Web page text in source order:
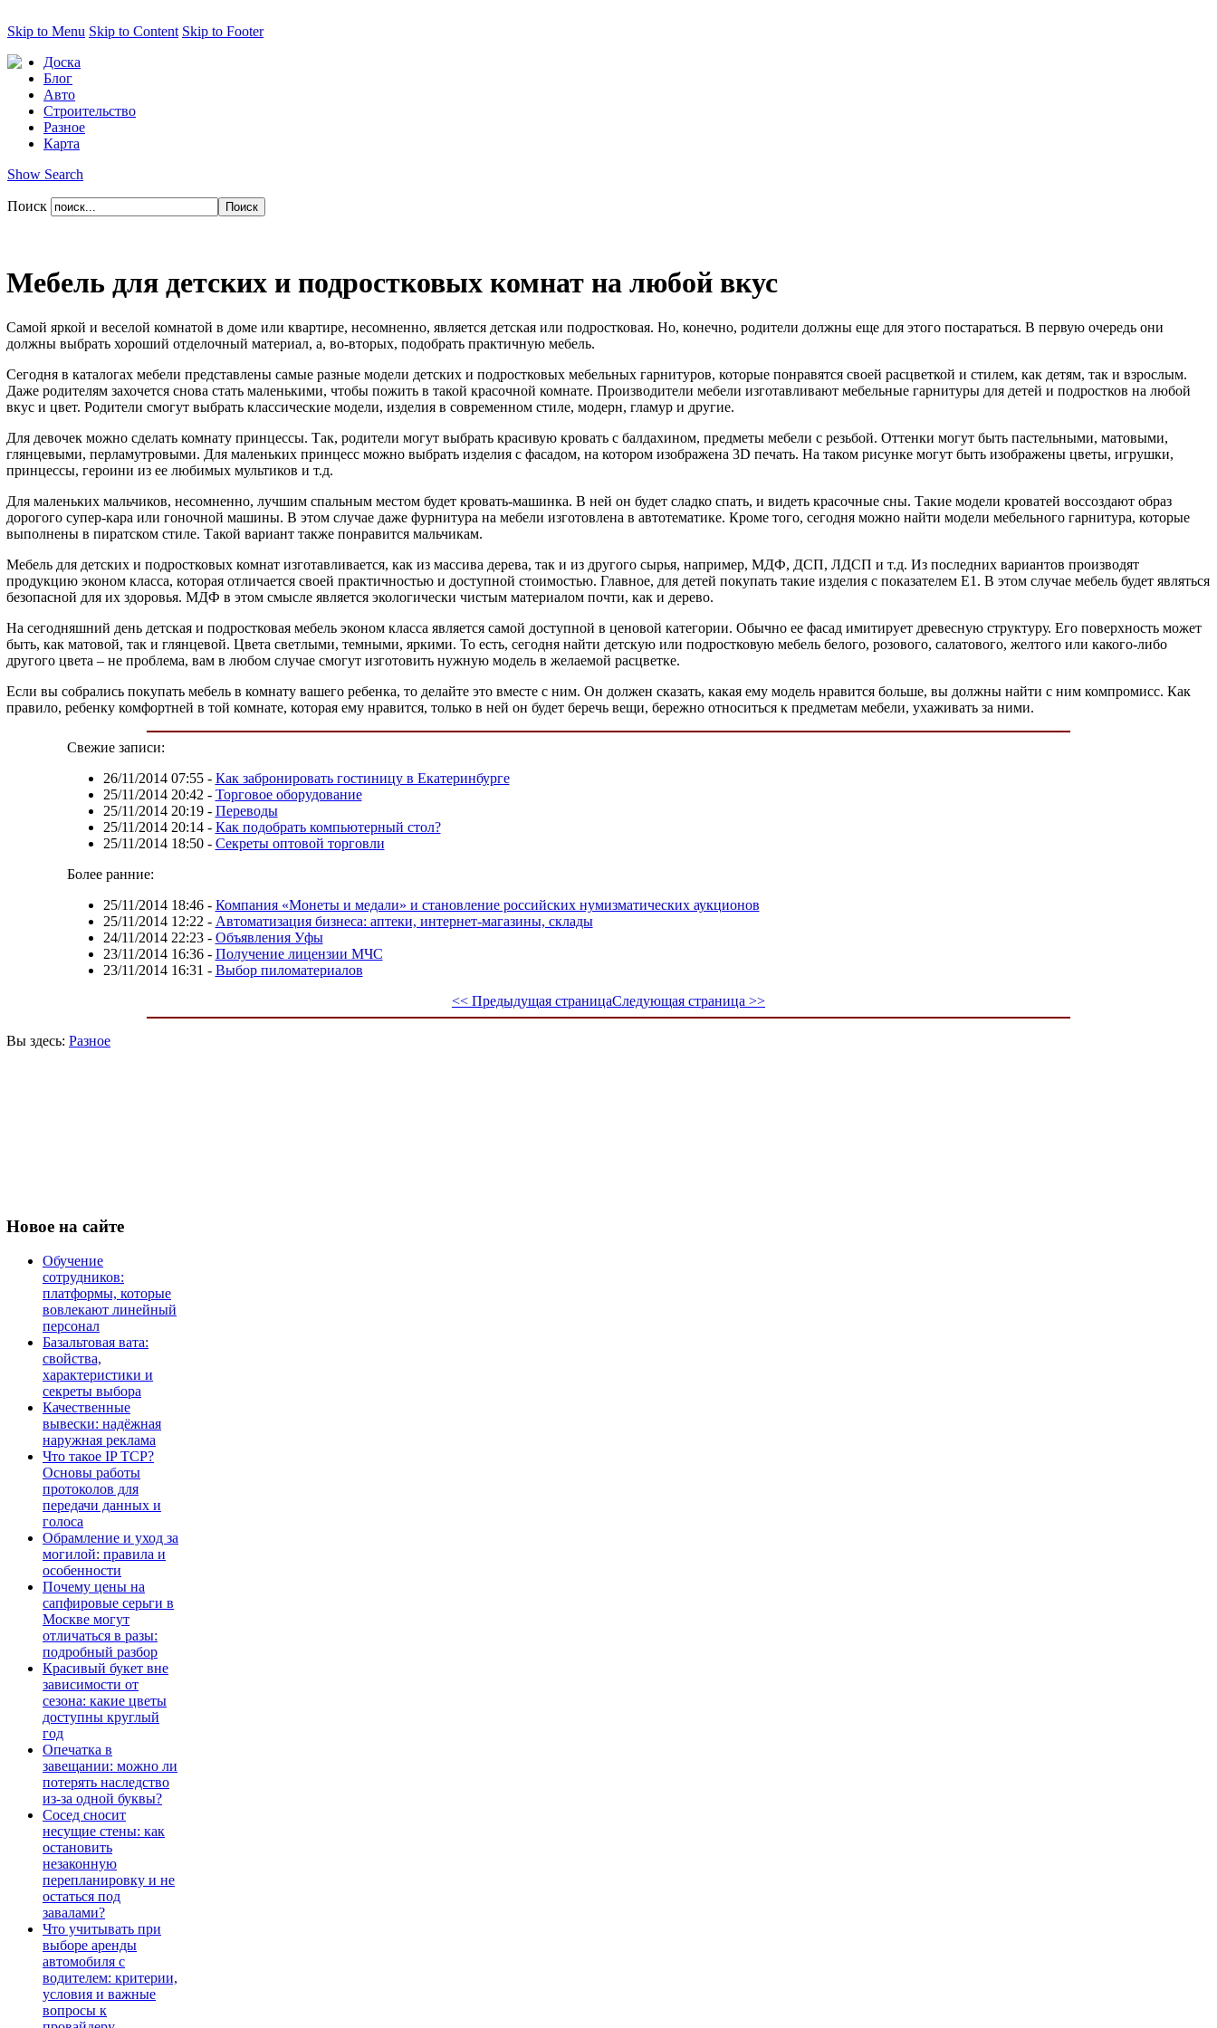
Skip to Menu Skip to Content Skip to Footer
Доска
Блог
Авто
Строительство
Разное
Карта
Show Search
Поиск
Мебель для детских и подростковых комнат на любой вкус
Самой яркой и веселой комнатой в доме или квартире, несомненно, является детская или подростковая. Но, конечно, родители должны еще для этого постараться. В первую очередь они
должны выбрать хороший отделочный материал, а, во-вторых, подобрать практичную мебель.
Сегодня в каталогах мебели представлены самые разные модели детских и подростковых мебельных гарнитуров, которые понравятся своей расцветкой и стилем, как детям, так и взрослым.
Даже родителям захочется снова стать маленькими, чтобы пожить в такой красочной комнате. Производители мебели изготавливают мебельные гарнитуры для детей и подростков на любой
вкус и цвет. Родители смогут выбрать классические модели, изделия в современном стиле, модерн, гламур и другие.
Для девочек можно сделать комнату принцессы. Так, родители могут выбрать красивую кровать с балдахином, предметы мебели с резьбой. Оттенки могут быть пастельными, матовыми,
глянцевыми, перламутровыми. Для маленьких принцесс можно выбрать изделия с фасадом, на котором изображена 3D печать. На таком рисунке могут быть изображены цветы, игрушки,
принцессы, героини из ее любимых мультиков и т.д.
Для маленьких мальчиков, несомненно, лучшим спальным местом будет кровать-машинка. В ней он будет сладко спать, и видеть красочные сны. Такие модели кроватей воссоздают образ
дорогого супер-кара или гоночной машины. В этом случае даже фурнитура на мебели изготовлена в автотематике. Кроме того, сегодня можно найти модели мебельного гарнитура, которые
выполнены в пиратском стиле. Такой вариант также понравится мальчикам.
Мебель для детских и подростковых комнат изготавливается, как из массива дерева, так и из другого сырья, например, МДФ, ДСП, ЛДСП и т.д. Из последних вариантов производят
продукцию эконом класса, которая отличается своей практичностью и доступной стоимостью. Главное, для детей покупать такие изделия с показателем Е1. В этом случае мебель будет являться
безопасной для их здоровья. МДФ в этом смысле является экологически чистым материалом почти, как и дерево.
На сегодняшний день детская и подростковая мебель эконом класса является самой доступной в ценовой категории. Обычно ее фасад имитирует древесную структуру. Его поверхность может
быть, как матовой, так и глянцевой. Цвета светлыми, темными, яркими. То есть, сегодня найти детскую или подростковую мебель белого, розового, салатового, желтого или какого-либо
другого цвета – не проблема, вам в любом случае смогут изготовить нужную модель в желаемой расцветке.
Если вы собрались покупать мебель в комнату вашего ребенка, то делайте это вместе с ним. Он должен сказать, какая ему модель нравится больше, вы должны найти с ним компромисс. Как
правило, ребенку комфортней в той комнате, которая ему нравится, только в ней он будет беречь вещи, бережно относиться к предметам мебели, ухаживать за ними.
Свежие записи:
26/11/2014 07:55- Как забронировать гостиницу в Екатеринбурге
25/11/2014 20:42 - Торговое оборудование
25/11/2014 20:19- Переводы
25/11/2014 20:14- Как подобрать компьютерный стол?
25/11/2014 18:50- Секреты оптовой торговли
Более ранние:
25/11/2014 18:46- Компания «Монеты и медали» и становление российских нумизматических аукционов
25/11/2014 12:22 - Автоматизация бизнеса: аптеки, интернет-магазины, склады
24/11/2014 22:23- Объявления Уфы
23/11/2014 16:36- Получение лицензии МЧС
23/11/2014 16:31 - Выбор пиломатериалов
<< Предыдущая страницаСледующая страница >>
Вы здесь: Разное
Новое на сайте
Обучение
сотрудников:
платформы, которые
вовлекают линейный
персонал
Базальтовая вата:
свойства,
характеристики и
секреты выбора
Качественные
вывески: надёжная
наружная реклама
Что такое IP TCP?
Основы работы
протоколов для
передачи данных и
голоса
Обрамление и уход за
могилой: правила и
особенности
Почему цены на
сапфировые серьги в
Москве могут
отличаться в разы:
подробный разбор
Красивый букет вне
зависимости от
сезона: какие цветы
доступны круглый
год
Опечатка в
завещании: можно ли
потерять наследство
из-за одной буквы?
Сосед сносит
несущие стены: как
остановить
незаконную
перепланировку и не
остаться под
завалами?
Что учитывать при
выборе аренды
автомобиля с
водителем: критерии,
условия и важные
вопросы к